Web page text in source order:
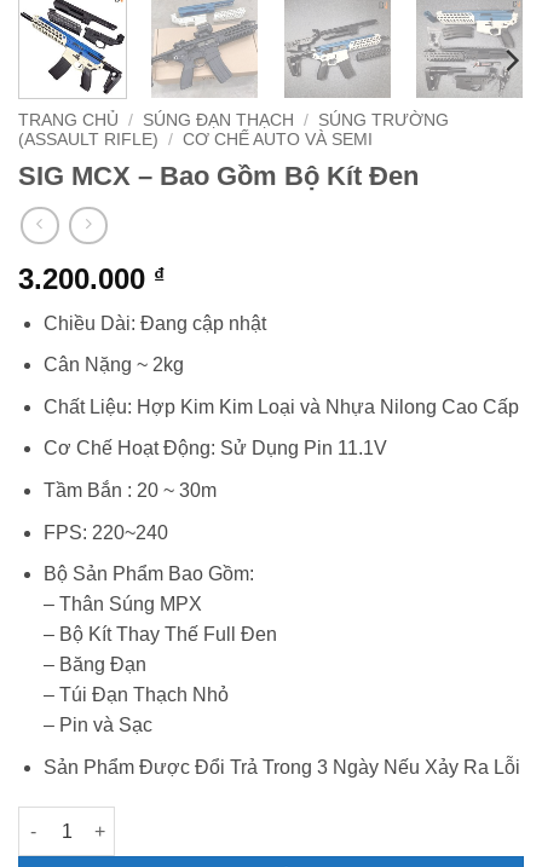
TRANG CHỦ / SÚNG ĐẠN THẠCH / SÚNG TRƯỜNG
(ASSAULT RIFLE)
/ CƠ CHẾ AUTO VÀ SEMI
SIG MCX – Bao Gồm Bộ Kít Đen
3.200.000 ₫
Chiều Dài: Đang cập nhật
Cân Nặng ~ 2kg
Chất Liệu: Hợp Kim Kim Loại và Nhựa Nilong Cao Cấp
Cơ Chế Hoạt Động: Sử Dụng Pin 11.1V
Tầm Bắn : 20 ~ 30m
FPS: 220~240
Bộ Sản Phẩm Bao Gồm:
– Thân Súng MPX
– Bộ Kít Thay Thế Full Đen
– Băng Đạn
– Túi Đạn Thạch Nhỏ
– Pin và Sạc
Sản Phẩm Được Đổi Trả Trong 3 Ngày Nếu Xảy Ra Lỗi
SIG MCX - Bao Gồm Bộ Kít Đen số lượng